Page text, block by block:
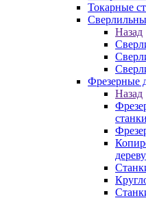
Токарные
Назад
Фрезерные
Назад
станки
дереву